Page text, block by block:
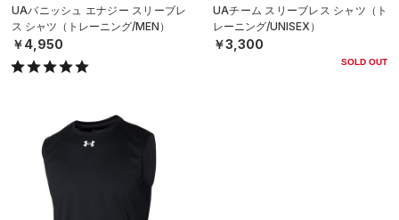
UAバニッシュ エナジー スリーブレ
ス シャツ（トレーニング/MEN）
￥4,950
UAチーム スリーブレス シャツ（ト
レーニング/UNISEX）
￥3,300
SOLD OUT